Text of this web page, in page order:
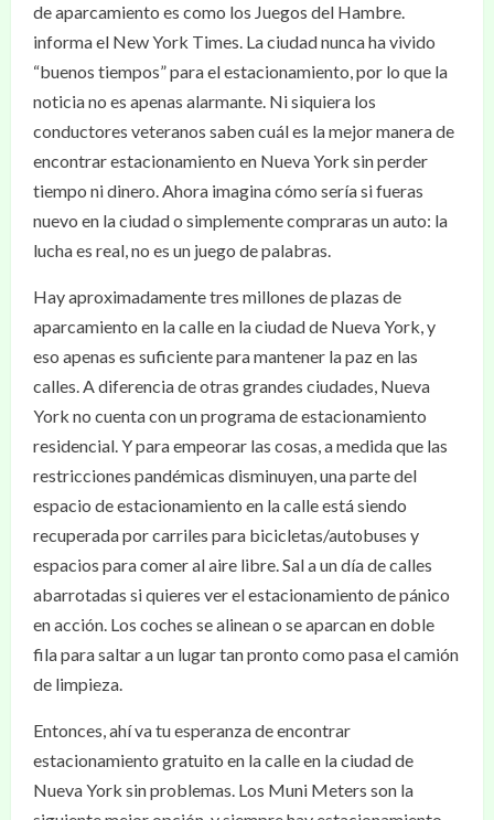
de aparcamiento es como los Juegos del Hambre.
informa el New York Times. La ciudad nunca ha vivido
“buenos tiempos” para el estacionamiento, por lo que la
noticia no es apenas alarmante. Ni siquiera los
conductores veteranos saben cuál es la mejor manera de
encontrar estacionamiento en Nueva York sin perder
tiempo ni dinero. Ahora imagina cómo sería si fueras
nuevo en la ciudad o simplemente compraras un auto: la
lucha es real, no es un juego de palabras.
Hay aproximadamente tres millones de plazas de
aparcamiento en la calle en la ciudad de Nueva York, y
eso apenas es suficiente para mantener la paz en las
calles. A diferencia de otras grandes ciudades, Nueva
York no cuenta con un programa de estacionamiento
residencial. Y para empeorar las cosas, a medida que las
restricciones pandémicas disminuyen, una parte del
espacio de estacionamiento en la calle está siendo
recuperada por carriles para bicicletas/autobuses y
espacios para comer al aire libre. Sal a un día de calles
abarrotadas si quieres ver el estacionamiento de pánico
en acción. Los coches se alinean o se aparcan en doble
fila para saltar a un lugar tan pronto como pasa el camión
de limpieza.
Entonces, ahí va tu esperanza de encontrar
estacionamiento gratuito en la calle en la ciudad de
Nueva York sin problemas. Los Muni Meters son la